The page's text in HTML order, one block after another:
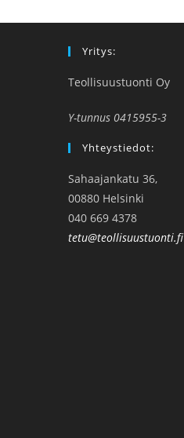
Yritys:
Teollisuustuonti Oy
Y-tunnus 0415955-3
Yhteystiedot:
Sahaajankatu 36,
00880 Helsinki
040 669 4378
tetu@teollisuustuonti.fi